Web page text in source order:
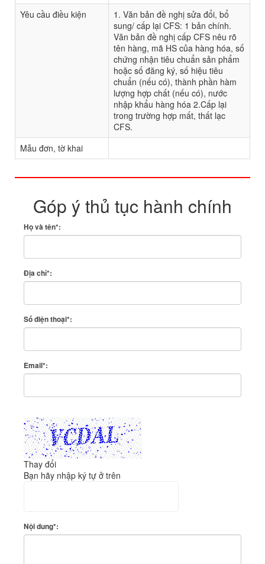
Yêu cầu điều kiện
1. Văn bản đề nghị sửa đổi, bổ
sung/ cấp lại CFS: 1 bản chính.
Văn bản đề nghị cấp CFS nêu rõ
tên hàng, mã HS của hàng hóa, số
chứng nhận tiêu chuẩn sản phẩm
hoặc số đăng ký, số hiệu tiêu
chuẩn (nếu có), thành phần hàm
lượng hợp chất (nếu có), nước
nhập khẩu hàng hóa 2.Cấp lại
trong trường hợp mất, thất lạc
CFS.
Mẫu đơn, tờ khai
Góp ý thủ tục hành chính
Họ và tên*:
Địa chỉ*:
Số điện thoại*:
Email*:
Thay đổi
Bạn hãy nhập ký tự ở trên
Nội dung*: